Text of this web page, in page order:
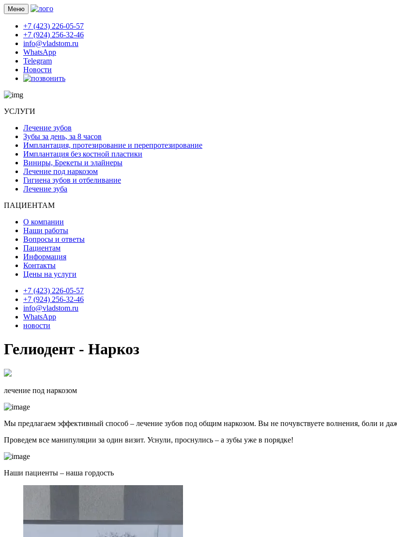
Меню
+7 (423) 226-05-57
+7 (924) 256-32-46
info@vladstom.ru
WhatsApp
Telegram
Новости
УСЛУГИ
Лечение зубов
Зубы за день, за 8 часов
Имплантация, протезирование и перепротезирование
Имплантация без костной пластики
Виниры, Брекеты и элайнеры
Лечение под наркозом
Гигиена зубов и отбеливание
Лечение зуба
ПАЦИЕНТАМ
О компании
Наши работы
Вопросы и ответы
Пациентам
Информация
Контакты
Цены на услуги
+7 (423) 226-05-57
+7 (924) 256-32-46
info@vladstom.ru
WhatsApp
новости
Гелиодент - Наркоз
лечение под наркозом
Мы предлагаем эффективный способ – лечение зубов под общим наркозом. Вы не почувствуете волнения, боли и
Проведем все манипуляции за один визит. Уснули, проснулись – а зубы уже в порядке!
Наши пациенты – наша гордость